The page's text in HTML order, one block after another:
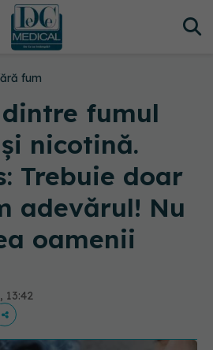
fum
fumul
nicotină.
Trebuie doar
adevărul! Nu
oamenii
13:42